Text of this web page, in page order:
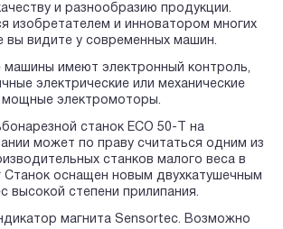
и разнообразию продукции.
изобретателем и инноватором многих
вы видите у современных машин.
машины имеют электронный контроль,
электрические или механические
мощные электромоторы.
станок ECO 50-T на
может по праву считаться одним из
станков малого веса в
Станок оснащен новым двухкатушечным
высокой степени прилипания.
магнита Sensortec. Возможно